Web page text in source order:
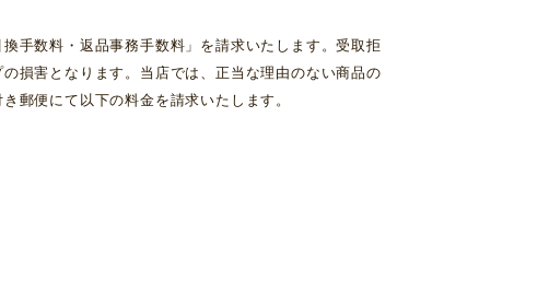
手数料・返品事務手数料」を請求いたします。受取拒
損害となります。当店では、正当な理由のない商品の
郵便にて以下の料金を請求いたします。